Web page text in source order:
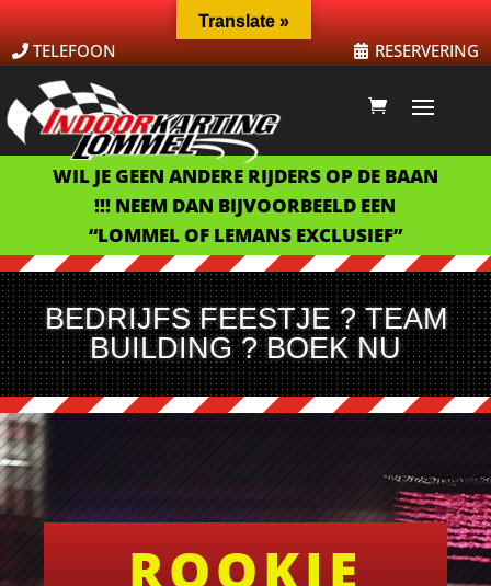
TELEFOON RESERVERING
WIL JE GEEN ANDERE RIJDERS OP DE BAAN
!!! NEEM DAN BIJVOORBEELD EEN
“LOMMEL OF LEMANS EXCLUSIEF”
BEDRIJFS FEESTJE ? TEAM
BUILDING ? BOEK NU
ROOKIE
Translate »